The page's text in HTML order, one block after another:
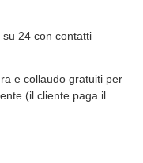
24 con contatti
e collaudo gratuiti per
(il cliente paga il